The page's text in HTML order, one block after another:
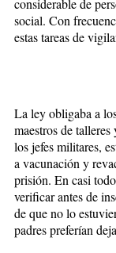
considerable de
social. Con
estas tareas de
La ley obligaba a
maestros de
los jefes militares,
a vacunación y
prisión. En casi
verificar antes de
de que no lo
padres preferían